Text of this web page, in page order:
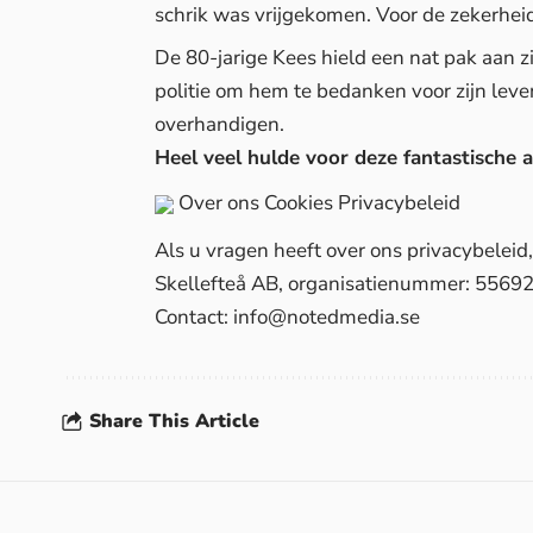
schrik was vrijgekomen. Voor de
De 80-jarige Kees hield een nat pak aan
politie om hem te bedanken voor zijn
overhandigen.
Heel veel hulde voor deze fantastische
Over ons Cookies Privacybeleid
Als u vragen heeft over ons
Skellefteå AB, organisatienummer:
Contact: info@notedmedia.se
Share This Article